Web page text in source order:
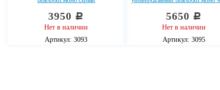
3950 c
Нет в наличии
Артикул: 3093
5650 c
Нет в наличии
Артикул: 3095